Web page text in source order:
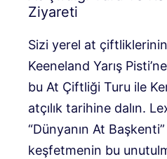
Ziyareti
Sizi yerel at çiftliklerinin
Keeneland Yarış
bu At Çiftliği Turu ile
atçılık tarihine dalın.
“Dünyanın At
keşfetmenin bu